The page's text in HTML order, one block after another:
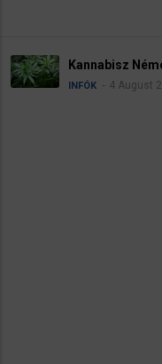
Németországban
2026